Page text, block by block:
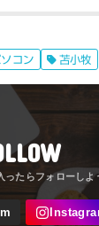
ソコン 苫小牧